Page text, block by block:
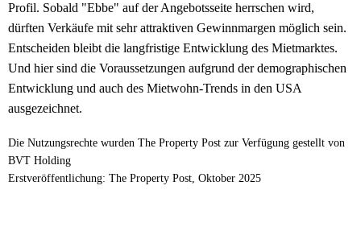
Profil. Sobald "Ebbe" auf der Angebotsseite herrschen wird,
dürften Verkäufe mit sehr attraktiven Gewinnmargen möglich sein.
Entscheiden bleibt die langfristige Entwicklung des Mietmarktes.
Und hier sind die Voraussetzungen aufgrund der demographischen
Entwicklung und auch des Mietwohn-Trends in den USA
ausgezeichnet.
Die Nutzungsrechte wurden The Property Post zur Verfügung gestellt von
BVT Holding
Erstveröffentlichung: The Property Post, Oktober 2025